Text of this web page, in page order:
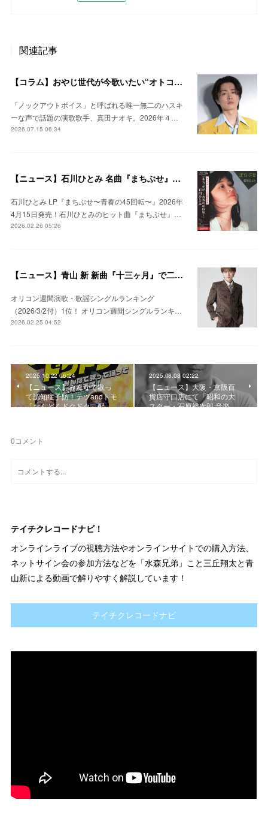
関連記事
【コラム】おやじ世代が今歌いたい“オトコウタ”！真田ナオキのロック演歌「陽が沈む前に…」がカラオケ好調！ #真田ナオキ #怒髪天
「ノックアウトボイス」と呼ばれる唯一無二のハスキ
ーな声で話題の演歌歌手、真田ナオキ。2026年４…
2026.07.15 06:34
【ニュース】石川ひとみ 名曲『まちぶせ』発売から45周年を記念したLPレコード発売決定！ #石川ひとみ #アナログレコード
石川ひとみ LP『まちぶせ〜青春の45回転〜』2026年
4月15日発売！石川ひとみのヒット曲『まちぶせ』…
2026.02.26 05:26
【ニュース】青山 新 新曲『十三ヶ月』で二作連続の首位獲得！ #青山新
オリコン週間演歌・歌謡シングルランキング
（2026/3/2付）1位！ オリコン週間シングルランキ…
2026.02.25 04:52
2025.10.22 06:24
【ニュース】みんなで歌っ
て認知症予防！テツandトモ
「おんどくドクドク」配…
2025.08.08 02:22
【ニュース】大阪・京阪百
貨店守口店にて「昭和の大
スター・石原裕次郎 音楽…
0コメント
テイチクレコードナビ！
オンラインライブの視聴方法やオンラインサイトでの購入方法、
ネットサイン会の参加方法などを「水森兄弟」こと三丘翔太と青
山新による動画で解りやすく解説しています！
テイチクレコードナビ